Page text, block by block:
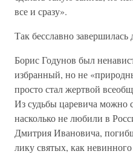
все и сразу».
Так бесславно
Борис Годунов был
избранный, но не
просто стал жертвой
Из судьбы царевича можно
насколько не любили в
Дмитрия Ивановича,
лику святых, как